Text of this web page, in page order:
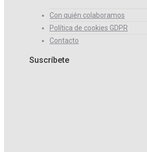
Con quién colaboramos
Política de cookies GDPR
Contacto
Suscríbete